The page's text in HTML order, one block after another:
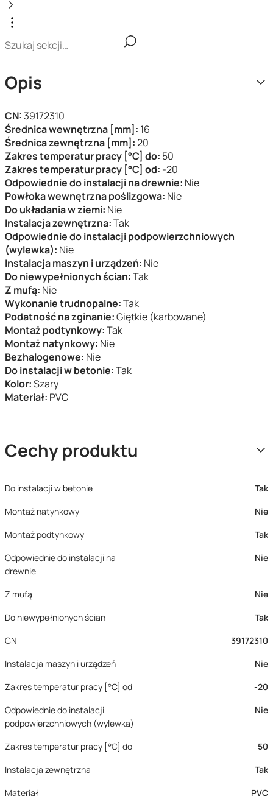
Opis
CN: 39172310
Średnica wewnętrzna [mm]: 16
Średnica zewnętrzna [mm]:20
Zakres temperatur pracy [°C] do: 50
Zakres temperatur pracy [°C] od: -20
Odpowiednie do instalacji na drewnie: Nie
Powłoka wewnętrzna poślizgowa: Nie
Do układania w ziemi: Nie
Instalacja zewnętrzna:Tak
Odpowiednie do instalacji podpowierzchniowych
(wylewka): Nie
Instalacja maszyn i urządzeń: Nie
Do niewypełnionych ścian:Tak
Z mufą: Nie
Wykonanie trudnopalne:Tak
Podatność na zginanie:Giętkie (karbowane)
Montaż podtynkowy:Tak
Montaż natynkowy: Nie
Bezhalogenowe: Nie
Do instalacji w betonie:Tak
Kolor:Szary
Materiał: PVC
Cechy produktu
Do instalacji w betonie
Tak
Montaż natynkowy
Nie
Montaż podtynkowy
Tak
Odpowiednie do instalacji na
drewnie
Nie
Z mufą
Nie
Do niewypełnionych ścian
Tak
CN
39172310
Instalacja maszyn i urządzeń
Nie
Zakres temperatur pracy [°C] od
-20
Odpowiednie do instalacji
podpowierzchniowych (wylewka)
Nie
Zakres temperatur pracy [°C] do
50
Instalacja zewnętrzna
Tak
Materiał
PVC